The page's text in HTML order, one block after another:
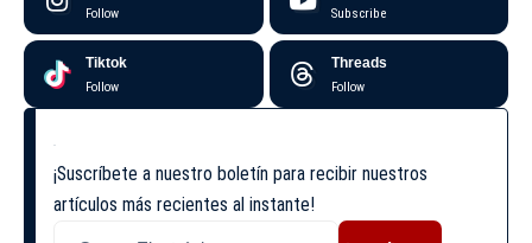
Follow Subscribe
Tiktok
Follow
Threads
Follow
¡Suscríbete a nuestro boletín para recibir nuestros
artículos más recientes al instante!